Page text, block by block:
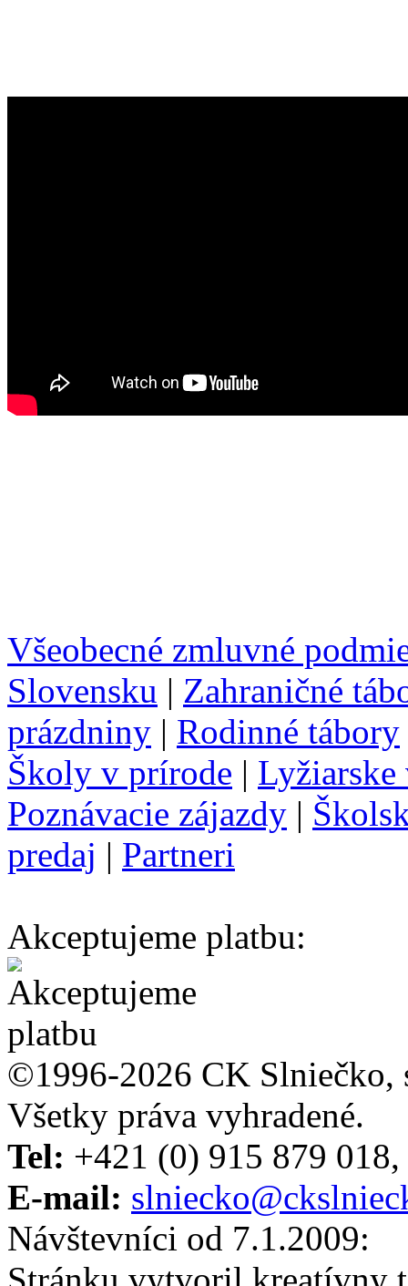
Všeobecné zmluvné
Slovensku | Zahraničné
prázdniny | Rodinné tábory
Školy v prírode |
Poznávacie zájazdy |
predaj | Partneri
Akceptujeme platbu:
©1996-2026 CK Slniečko,
Všetky práva vyhradené.
Tel: +421 (0) 915 879
E-mail:
Návštevníci od 7.1.2009: